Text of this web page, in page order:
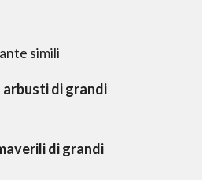
simili
di grandi
di grandi